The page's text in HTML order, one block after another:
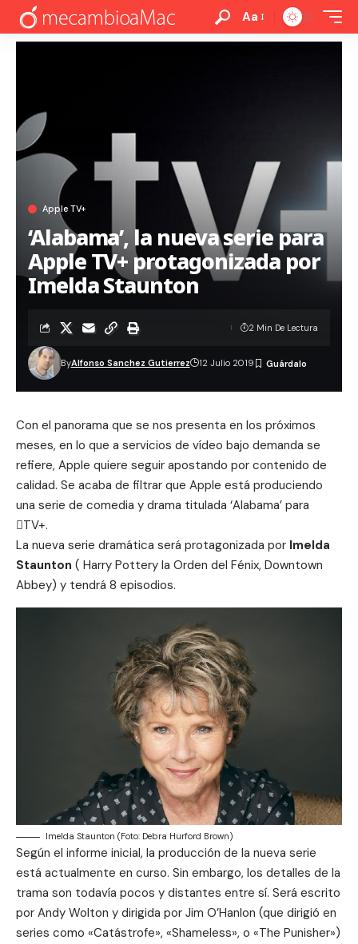
Aa
Apple TV+
‘Alabama’, la nueva serie para
Apple TV+ protagonizada por
Imelda Staunton
ByAlfonso Sanchez Gutierrez 12 Julio 2019
2 Min De Lectura
Con el panorama que se nos presenta en los próximos
meses, en lo que a servicios de vídeo bajo demanda se
refiere, Apple quiere seguir apostando por contenido de
calidad. Se acaba de filtrar que Apple está produciendo
una serie de comedia y drama titulada ‘Alabama’ para
TV+.
La nueva serie dramática será protagonizada por Imelda
Staunton ( Harry Pottery la Orden del Fénix, Downtown
Abbey) y tendrá 8 episodios.
Imelda Staunton (Foto: Debra Hurford Brown)
Según el informe inicial, la producción de la nueva serie
está actualmente en curso. Sin embargo, los detalles de la
trama son todavía pocos y distantes entre sí. Será escrito
por Andy Wolton y dirigida por Jim O’Hanlon (que dirigió en
series como «Catástrofe», «Shameless», o «The Punisher»)